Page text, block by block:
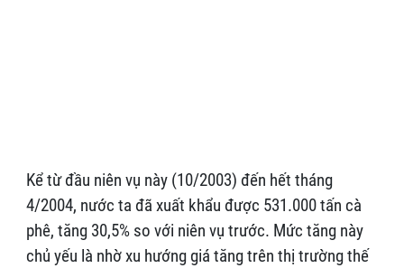
Kể từ đầu niên vụ này (10/2003) đến hết tháng
4/2004, nước ta đã xuất khẩu được 531.000 tấn cà
phê, tăng 30,5% so với niên vụ trước. Mức tăng này
chủ yếu là nhờ xu hướng giá tăng trên thị trường thế